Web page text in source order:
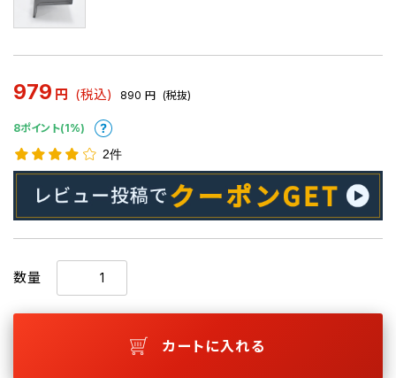
979 円 (税込) 890 円 (税抜)
8ポイント(1%)
2件
数量
カートに入れる